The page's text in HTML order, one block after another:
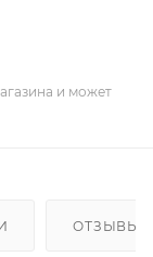
и может
ОТЗЫВЫ